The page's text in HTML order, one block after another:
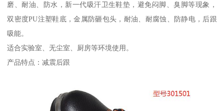
磨、耐油、防水，新一代吸汗卫生鞋垫，避免闷脚、臭脚等现象，
双密度PU注塑鞋底，金属防砸包头，耐油、耐腐蚀、防静电，后跟
吸能。
适合实验室、无尘室、厨房等环境使用。
产品特点：减震后跟